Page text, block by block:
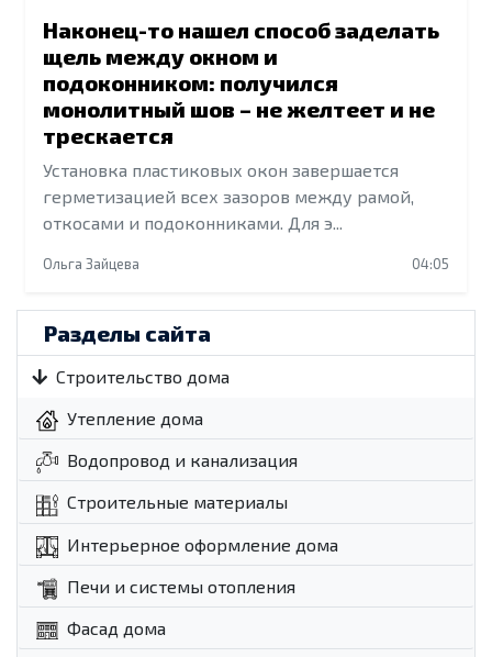
Наконец-то нашел способ заделать
щель между окном и
подоконником: получился
монолитный шов – не желтеет и не
трескается
Установка пластиковых окон завершается
герметизацией всех зазоров между рамой,
откосами и подоконниками. Для э...
Ольга Зайцева 04:05
Разделы сайта
Строительство дома
Утепление дома
Водопровод и канализация
Строительные материалы
Интерьерное оформление дома
Печи и системы отопления
Фасад дома